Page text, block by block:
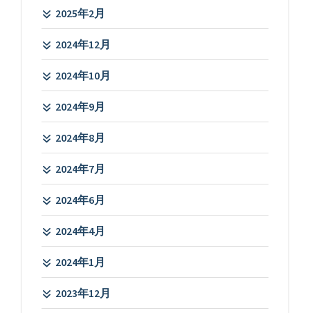
2025年2月
2024年12月
2024年10月
2024年9月
2024年8月
2024年7月
2024年6月
2024年4月
2024年1月
2023年12月